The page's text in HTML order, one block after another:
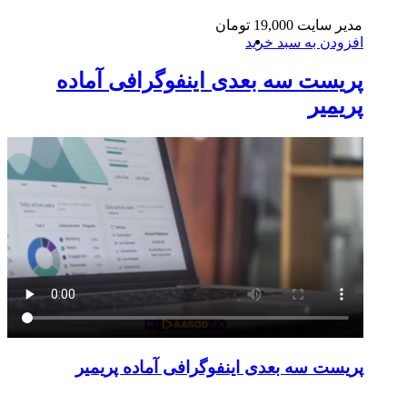
مدیر سایت 19,000 تومان
افزودن به سبد خرید
پریست سه بعدی اینفوگرافی آماده
پریمیر
پریست سه بعدی اینفوگرافی آماده پریمیر